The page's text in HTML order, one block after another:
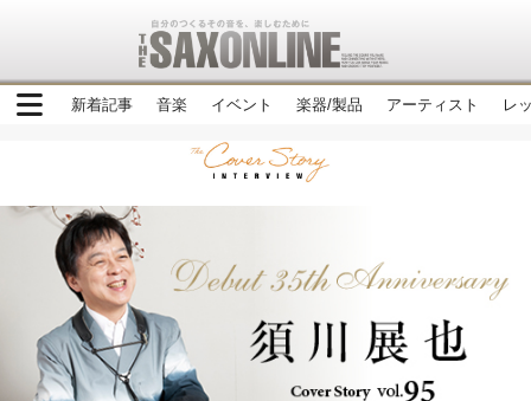
新着記事 音楽 イベント 楽器/製品 アーティスト レ